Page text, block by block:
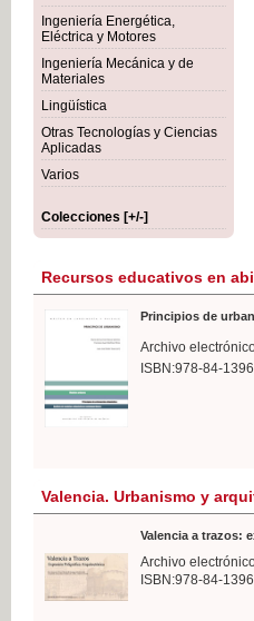
Ingeniería Energética,
Eléctrica y Motores
Ingeniería Mecánica y de
Materiales
Lingüística
Otras Tecnologías y Ciencias
Aplicadas
Varios
Colecciones [+/-]
Recursos educativos en
Principios de
Archivo
ISBN:978-84-
Valencia. Urbanismo y
Valencia a trazos:
Archivo
ISBN:978-84-